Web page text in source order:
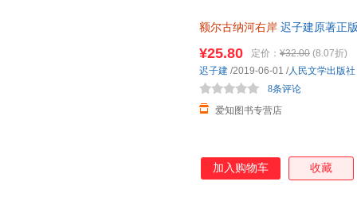
额尔古纳河右岸 迟子建原著正
一罚十
¥25.80 定价： ¥32.00 (8.07折)
爱知图书专营店
8条评论
迟子建 /2019-06-01 /人民文学出版社
加入购物车 收藏